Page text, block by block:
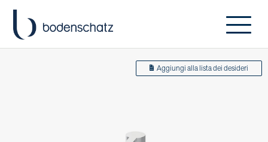
Aggiungi alla lista dei desideri